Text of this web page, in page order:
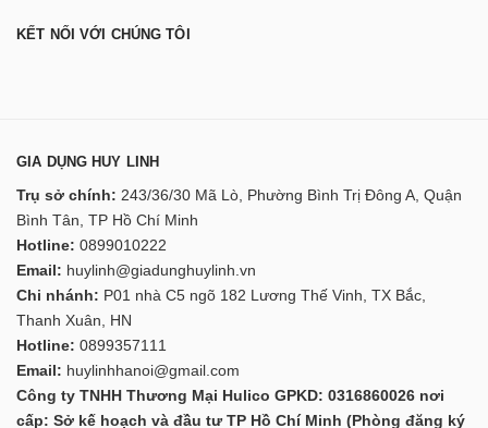
KẾT NỐI VỚI CHÚNG TÔI
GIA DỤNG HUY LINH
Trụ sở chính: 243/36/30 Mã Lò, Phường Bình Trị Đông A, Quận
Bình Tân, TP Hồ Chí Minh
Hotline: 0899010222
Email: huylinh@giadunghuylinh.vn
Chi nhánh: P01 nhà C5 ngõ 182 Lương Thế Vinh, TX Bắc,
Thanh Xuân, HN
Hotline: 0899357111
Email: huylinhhanoi@gmail.com
Công ty TNHH Thương Mại Hulico GPKD: 0316860026 nơi
cấp: Sở kế hoạch và đầu tư TP Hồ Chí Minh (Phòng đăng ký